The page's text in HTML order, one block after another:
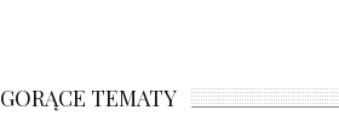
GORĄCE TEMATY